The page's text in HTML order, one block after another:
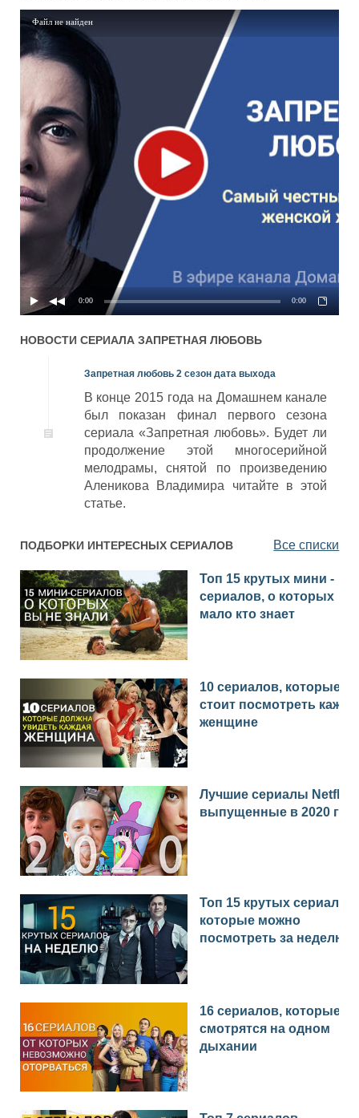
Файл не найден
0:00 0:00
НОВОСТИ СЕРИАЛА ЗАПРЕТНАЯ ЛЮБОВЬ
Запретная любовь 2 сезон дата выхода
В конце 2015 года на Домашнем канале
был показан финал первого сезона
сериала «Запретная любовь». Будет ли
продолжение этой многосерийной
мелодрамы, снятой по произведению
Аленикова Владимира читайте в этой
статье.
ПОДБОРКИ ИНТЕРЕСНЫХ СЕРИАЛОВ Все списки
Топ 15 крутых мини -
сериалов, о которых
мало кто знает
10 сериалов, которые
стоит посмотреть
женщине
Лучшие сериалы Netflix
выпущенные в 2020
Топ 15 крутых сериалов,
которые можно
посмотреть за неделю
16 сериалов, которые
смотрятся на одном
дыхании